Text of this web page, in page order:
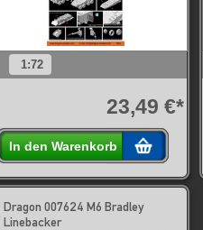
1:72
23,49 €*
In den Warenkorb
Dragon 007624 M6 Bradley
Linebacker